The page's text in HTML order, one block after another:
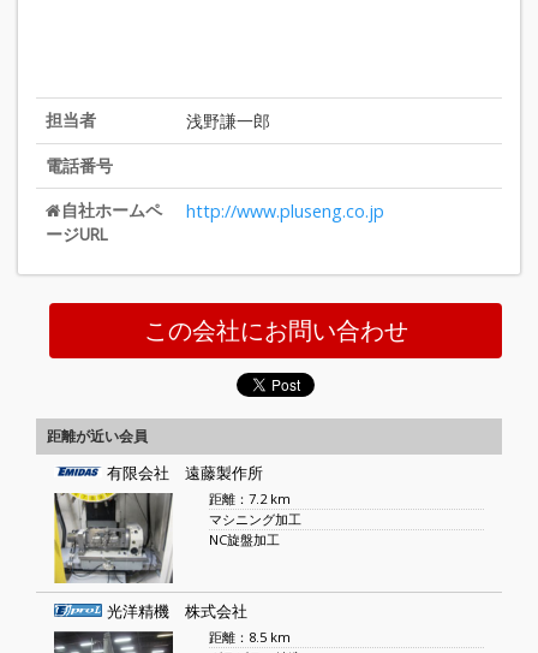
担当者
浅野謙一郎
電話番号
自社ホームペ
ージURL
http://www.pluseng.co.jp
この会社にお問い合わせ
距離が近い会員
有限会社 遠藤製作所
距離：7.2 km
マシニング加工
NC旋盤加工
光洋精機 株式会社
距離：8.5 km